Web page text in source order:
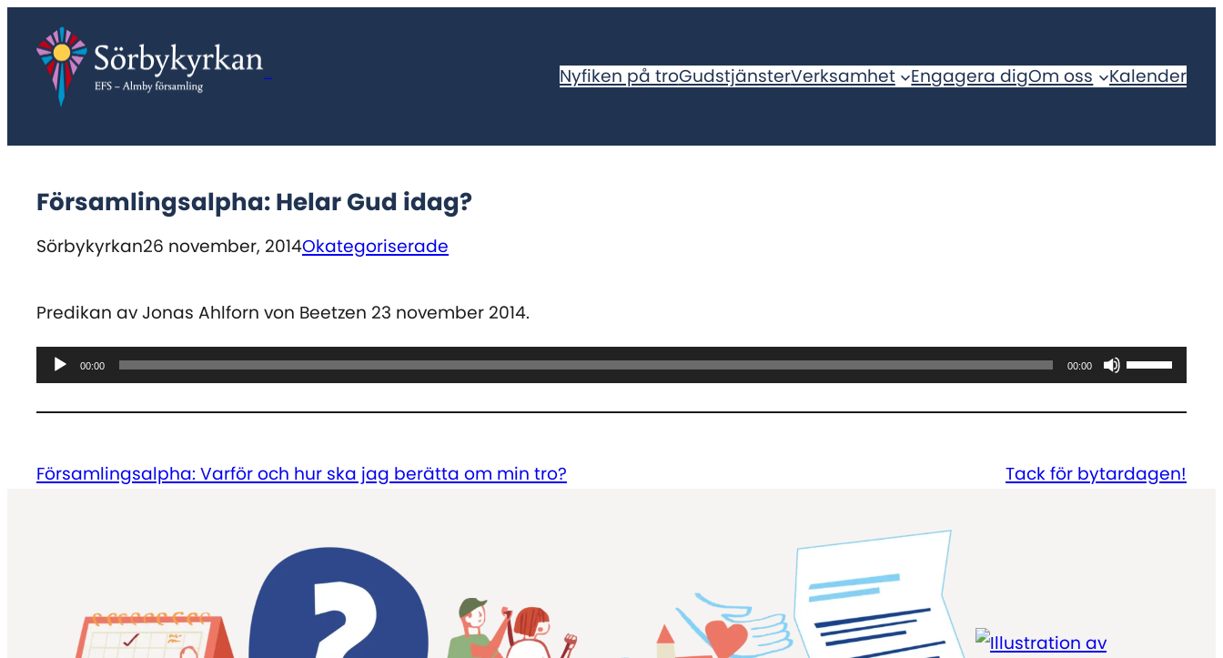
innehåll
Nyfiken på troGudstjänsterVerksamhet Engagera digOm oss Kalender
Församlingsalpha: Helar Gud idag?
Sörbykyrkan26 november, 2014Okategoriserade
Predikan av Jonas Ahlforn von Beetzen 23 november 2014.
Ljudspelare
00:00 00:00
Använd
att
Församlingsalpha: Varför och hur ska jag berätta om min tro? Tack för bytardagen!